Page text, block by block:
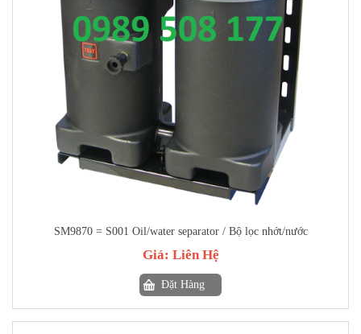
SM9870 = S001 Oil/water separator / Bộ lọc nhớt/nước
Giá: Liên Hệ
Đặt Hàng